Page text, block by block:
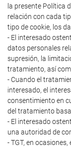
la presente Política
relación con cada
tipo de cookie, los
- El interesado
datos personales
supresión, la
tratamiento, así
- Cuando el
interesado, el
consentimiento en
del tratamiento
- El interesado
una autoridad de
- TGT, en